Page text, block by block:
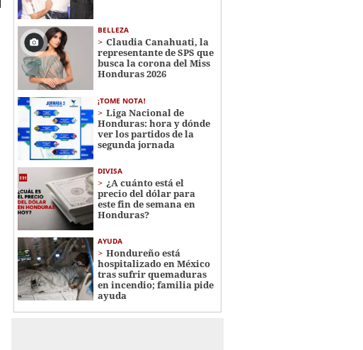
BELLEZA
Claudia Canahuati, la
representante de SPS que
busca la corona del Miss
Honduras 2026
¡TOME NOTA!
Liga Nacional de
Honduras: hora y dónde
ver los partidos de la
segunda jornada
DIVISA
¿A cuánto está el
precio del dólar para
este fin de semana en
Honduras?
AYUDA
Hondureño está
hospitalizado en México
tras sufrir quemaduras
en incendio; familia pide
ayuda